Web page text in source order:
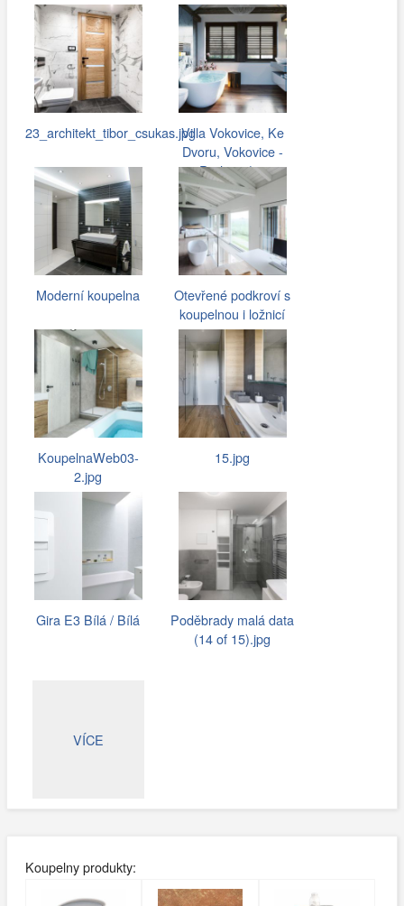
23_architekt_tibor_csukas.jpgVilla Vokovice, Ke
Dvoru, Vokovice -
Praha 6 |…
Moderní koupelna
Otevřené podkroví s
koupelnou i ložnicí
KoupelnaWeb03-
2.jpg
15.jpg
Gira E3 Bílá / Bílá
Poděbrady malá data
(14 of 15).jpg
VÍCE
Koupelny produkty: